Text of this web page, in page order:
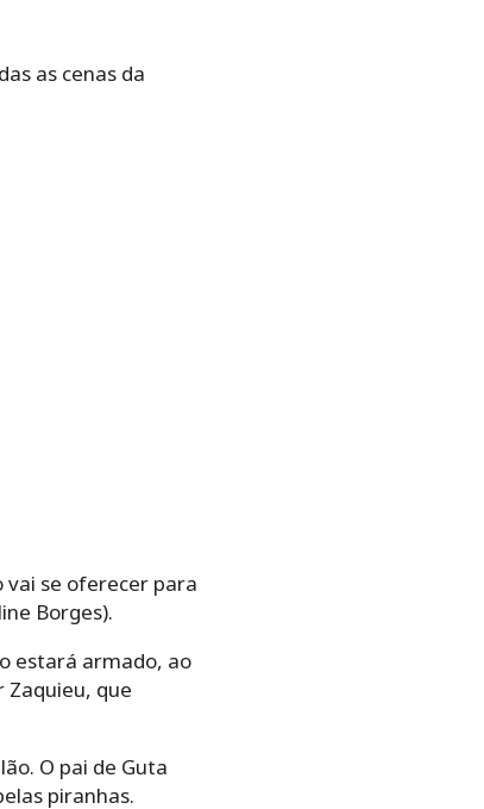
as cenas da
vai se oferecer para
Borges).
estará armado, ao
que
O pai de Guta
piranhas.